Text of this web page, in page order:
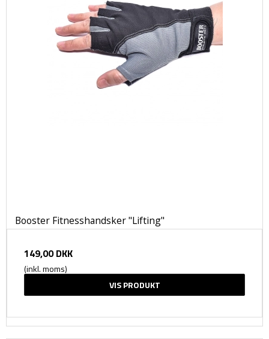
Booster Fitnesshandsker "Lifting"
149,00 DKK
(inkl. moms)
VIS PRODUKT